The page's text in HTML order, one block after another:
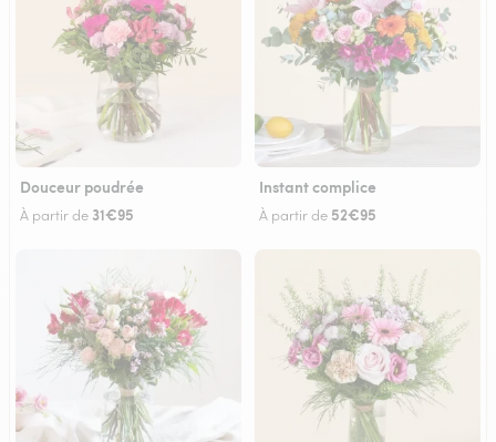
Douceur poudrée
À partir de 31€95
Instant complice
À partir de 52€95